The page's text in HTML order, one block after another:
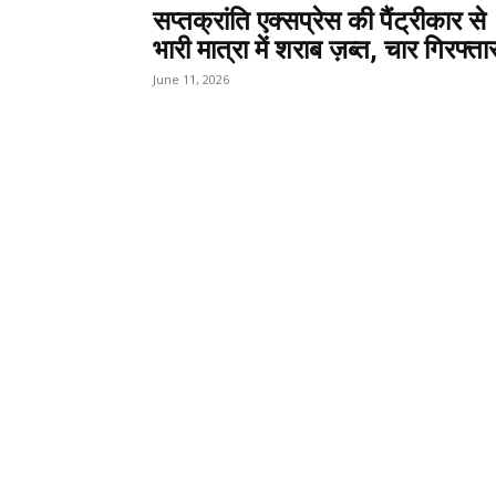
सप्तक्रांति एक्सप्रेस की पैंट्रीकार से
भारी मात्रा में शराब ज़ब्त, चार
June 11, 2026